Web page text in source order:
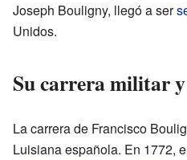
Joseph Bouligny, llegó a ser
Unidos.
Su carrera militar
La carrera de Francisco
Luisiana española. En 1772,